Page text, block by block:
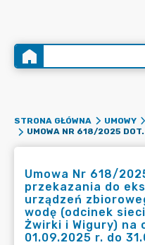
STRONA GŁÓWNA UMOWY
Umowa Nr 618/
przekazania do
urządzeń
wodę (odcinek
Żwirki i Wigury) na
01.09.2025 r. do